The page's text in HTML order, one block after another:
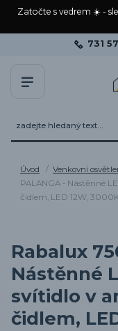
Zatočte s vedrem ☀️ -
731
Úvod Venkovní
PALANGA - Nástěnné
čidlem, LED 12W,
Rabalux
Nástěnné
svítidlo v
čidlem,